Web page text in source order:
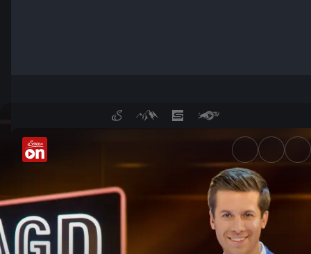
Quizjagd | Folge 22 -